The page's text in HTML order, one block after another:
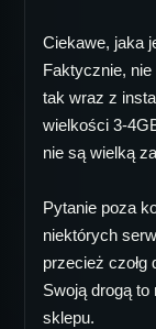
Ciekawe, jaka
Faktycznie,
tak wraz z
wielkości 3-
nie są wielką
Pytanie poza
niektórych
przecież czołg
Swoją drogą to
sklepu.